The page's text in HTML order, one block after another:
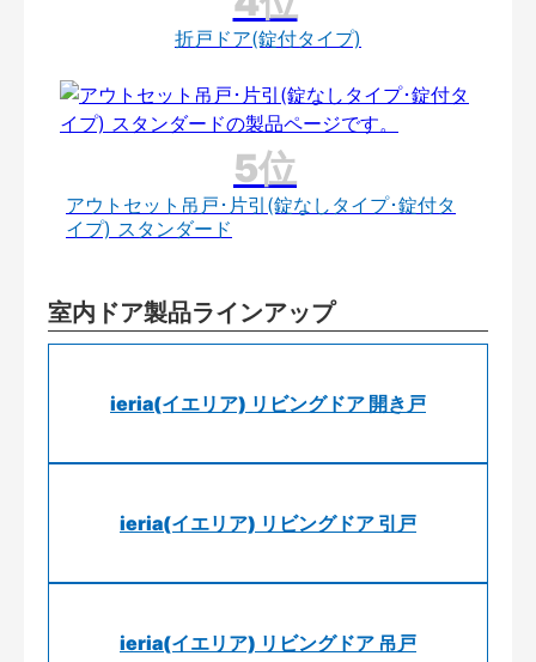
折戸ドア(錠付タイプ)
アウトセット吊戸･片引(錠なしタイプ･錠付タ
イプ) スタンダード
室内ドア製品ラインアップ
ieria(イエリア) リビングドア 開き戸
ieria(イエリア) リビングドア 引戸
ieria(イエリア) リビングドア 吊戸